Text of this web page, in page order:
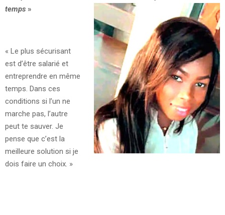
temps »
« Le plus sécurisant
est d’être salarié et
entreprendre en même
temps. Dans ces
conditions si l’un ne
marche pas, l’autre
peut te sauver. Je
pense que c’est la
meilleure solution si je
dois faire un choix. »